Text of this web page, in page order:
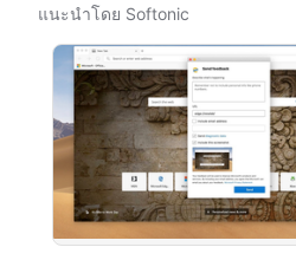
แนะนำโดย Softonic